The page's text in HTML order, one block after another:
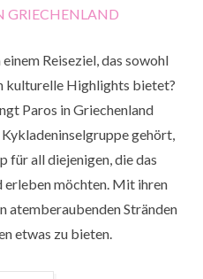
Reiseziel, das sowohl
kulturelle Highlights bietet?
Paros in Griechenland
gehört,
für all diejenigen, die das
erleben möchten. Mit ihren
atemberaubenden Stränden
etwas zu bieten.